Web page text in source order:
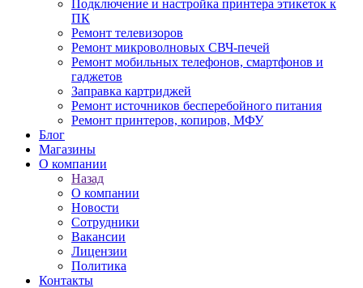
Подключение и настройка принтера этикеток к
ПК
Ремонт телевизоров
Ремонт микроволновых СВЧ-печей
Ремонт мобильных телефонов, смартфонов и
гаджетов
Заправка картриджей
Ремонт источников бесперебойного питания
Ремонт принтеров, копиров, МФУ
Блог
Магазины
О компании
Назад
О компании
Новости
Сотрудники
Вакансии
Лицензии
Политика
Контакты